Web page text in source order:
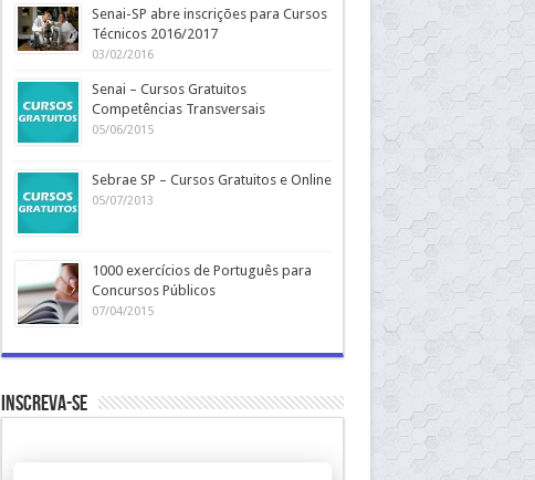
Senai-SP abre inscrições para Cursos
Técnicos 2016/2017
03/02/2016
Senai – Cursos Gratuitos
Competências Transversais
05/06/2015
Sebrae SP – Cursos Gratuitos e Online
05/07/2013
1000 exercícios de Português para
Concursos Públicos
07/04/2015
Inscreva-se